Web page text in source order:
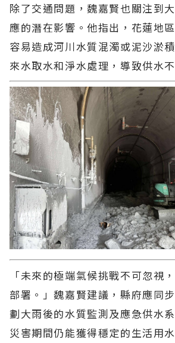
除了交通問題，魏嘉賢也關注到
應的潛在影響。他指出，花蓮地
容易造成河川水質混濁或泥沙淤
來水取水和淨水處理，導致供水不
「未來的極端氣候挑戰不可忽視
部署。」魏嘉賢建議，縣府應同
劃大雨後的水質監測及應急供水
災害期間仍能獲得穩定的生活用水